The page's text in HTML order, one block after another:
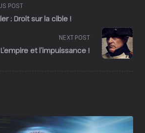
POST
: Droit sur la cible !
NEXT POST
et l’impuissance !